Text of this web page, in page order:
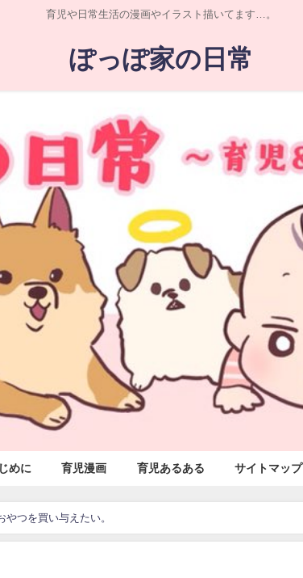
育児や日常生活の漫画やイラスト描いてます…。
ぽっぽ家の日常
めに 育児漫画 育児あるある サイトマップ
つを買い与えたい。